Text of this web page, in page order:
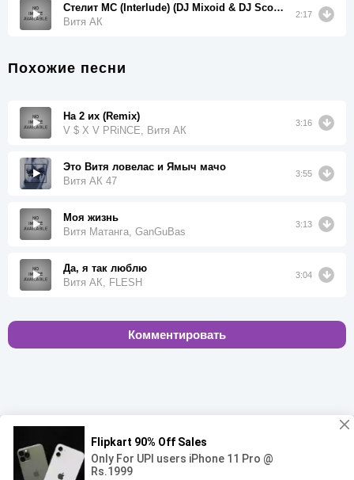
Стелит MC (Interlude) (DJ Mixoid & DJ Scoop Scratch)
Витя АК
2:17
Похожие песни
На 2 их (Remix)
V $ X V PRiNCE, Витя АК
3:16
Это Витя ловелас и Ямыч мачо
Витя АК 47
3:55
Моя жизнь
Витя Матанга, GanGuBas
3:13
Да, я так люблю
Витя АК, FLESH
3:04
Комментировать
00:00